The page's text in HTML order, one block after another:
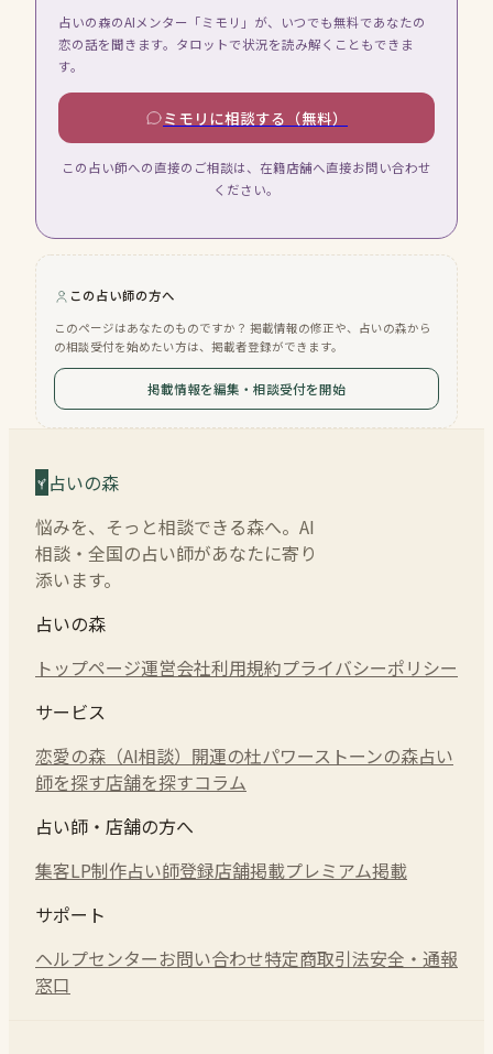
占いの森のAIメンター「ミモリ」が、いつでも無料であなたの
恋の話を聞きます。タロットで状況を読み解くこともできま
す。
ミモリに相談する（無料）
この占い師への直接のご相談は、在籍店舗へ直接お問い合わせ
ください。
この占い師の方へ
このページはあなたのものですか？ 掲載情報の修正や、占いの森から
の相談受付を始めたい方は、掲載者登録ができます。
掲載情報を編集・相談受付を開始
占いの森
悩みを、そっと相談できる森へ。AI
相談・全国の占い師があなたに寄り
添います。
占いの森
トップページ運営会社利用規約プライバシーポリシー
サービス
恋愛の森（AI相談） 開運の杜パワーストーンの森占い
師を探す店舗を探すコラム
占い師・店舗の方へ
集客LP制作占い師登録店舗掲載プレミアム掲載
サポート
ヘルプセンターお問い合わせ特定商取引法安全・通報
窓口